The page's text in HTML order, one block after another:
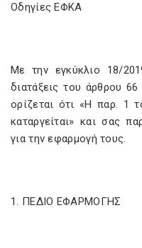
Οδηγίες ΕΦΚΑ
Με την εγκύκλιο 18/
διατάξεις του άρθρου
ορίζεται ότι «Η παρ. 1
καταργείται» και σας
για την εφαρμογή τους.
1. ΠΕΔΙΟ ΕΦΑΡΜΟΓΗΣ